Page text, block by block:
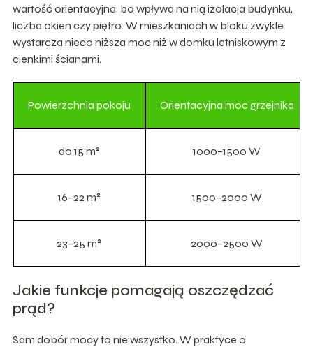
wartość orientacyjna, bo wpływa na nią izolacja budynku,
liczba okien czy piętro. W mieszkaniach w bloku zwykle
wystarcza nieco niższa moc niż w domku letniskowym z
cienkimi ścianami.
Powierzchnia pokoju Orientacyjna moc grzejnika
do 15 m² 1000–1500 W
16–22 m² 1500–2000 W
23–25 m² 2000–2500 W
Jakie funkcje pomagają oszczędzać
prąd?
Sam dobór mocy to nie wszystko. W praktyce o